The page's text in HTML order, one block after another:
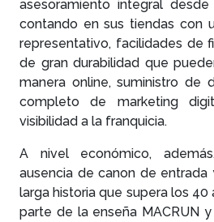
asesoramiento integral
contando en sus tiendas con
representativo, facilidades de
de gran durabilidad que
manera online, suministro de
completo de marketing
visibilidad a la franquicia.
A nivel económico,
ausencia de canon de entrada
larga historia que supera los
parte de la enseña MACRUN